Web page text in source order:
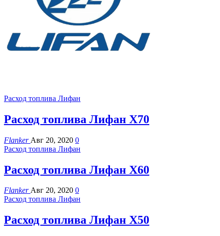
Расход топлива Лифан
Расход топлива Лифан Х70
Flanker Авг 20, 2020 0
Расход топлива Лифан
Расход топлива Лифан Х60
FlankerАвг 20, 2020 0
Расход топлива Лифан
Расход топлива Лифан Х50